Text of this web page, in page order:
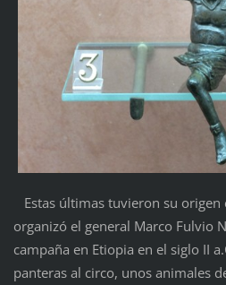
Estas últimas tuvieron su origen
organizó el general Marco Fulvio
campaña en Etiopia en el siglo II
panteras al circo, unos animales